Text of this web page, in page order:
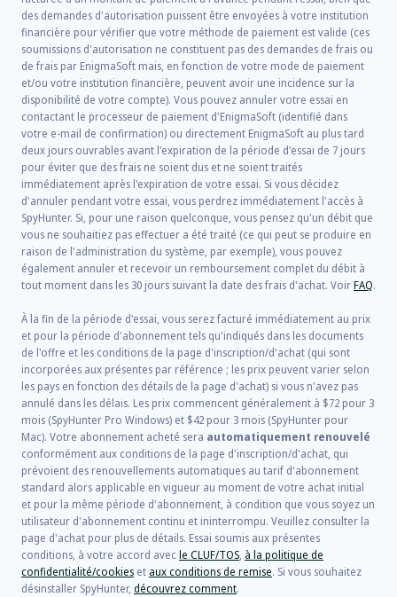
des demandes d'autorisation puissent être envoyées à votre institution
financière pour vérifier que votre méthode de paiement est valide (ces
soumissions d'autorisation ne constituent pas des demandes de frais ou
de frais par EnigmaSoft mais, en fonction de votre mode de paiement
et/ou votre institution financière, peuvent avoir une incidence sur la
disponibilité de votre compte). Vous pouvez annuler votre essai en
contactant le processeur de paiement d'EnigmaSoft (identifié dans
votre e-mail de confirmation) ou directement EnigmaSoft au plus tard
deux jours ouvrables avant l'expiration de la période d'essai de 7 jours
pour éviter que des frais ne soient dus et ne soient traités
immédiatement après l'expiration de votre essai. Si vous décidez
d'annuler pendant votre essai, vous perdrez immédiatement l'accès à
SpyHunter. Si, pour une raison quelconque, vous pensez qu'un débit que
vous ne souhaitiez pas effectuer a été traité (ce qui peut se produire en
raison de l'administration du système, par exemple), vous pouvez
également annuler et recevoir un remboursement complet du débit à
tout moment dans les 30 jours suivant la date des frais d'achat. VoirFAQ.
À la fin de la période d'essai, vous serez facturé immédiatement au prix
et pour la période d'abonnement tels qu'indiqués dans les documents
de l'offre et les conditions de la page d'inscription/d'achat (qui sont
incorporées aux présentes par référence ; les prix peuvent varier selon
les pays en fonction des détails de la page d'achat) si vous n'avez pas
annulé dans les délais. Les prix commencent généralement à $72 pour 3
mois (SpyHunter Pro Windows) et $42 pour 3 mois (SpyHunter pour
Mac). Votre abonnement acheté sera automatiquement renouvelé
conformément aux conditions de la page d'inscription/d'achat, qui
prévoient des renouvellements automatiques au tarif d'abonnement
standard alors applicable en vigueur au moment de votre achat initial
et pour la même période d'abonnement, à condition que vous soyez un
utilisateur d'abonnement continu et ininterrompu. Veuillez consulter la
page d'achat pour plus de détails. Essai soumis aux présentes
conditions, à votre accord avecle CLUF/TOS, à la politique de
confidentialité/cookies et aux conditions de remise. Si vous souhaitez
désinstaller SpyHunter, découvrez comment.